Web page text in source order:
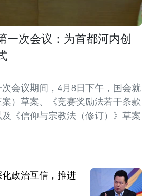
一次会议：为首都河内创
会议期间，4月8日下午，国会就
案）草案、《竞赛奖励法若干条款
《信仰与宗教法（修订）》草案
政治互信，推进